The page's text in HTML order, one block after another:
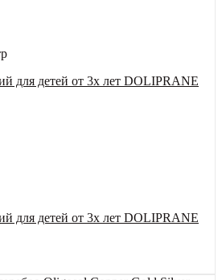
для детей от 3х лет DOLIPRANE
для детей от 3х лет DOLIPRANE